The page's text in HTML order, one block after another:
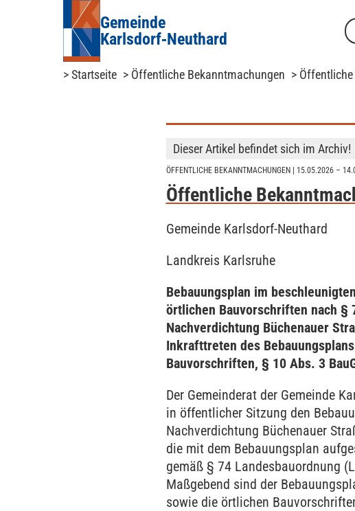
Gemeinde
Karlsdorf‑Neuthard
> Startseite > Öffentliche Bekanntmachungen >
Dieser Artikel befindet sich im Archiv!
ÖFFENTLICHE BEKANNTMACHUNGEN| 15.05.2026 –
Öffentliche
Gemeinde Karlsdorf-Neuthard
Landkreis Karlsruhe
Bebauungsplan im
örtlichen Bauvorschriften nach §
Nachverdichtung Büchenauer
Inkrafttreten des
Bauvorschriften, § 10 Abs. 3
Der Gemeinderat der Gemeinde
in öffentlicher Sitzung den
Nachverdichtung Büchenauer
die mit dem Bebauungsplan
gemäß § 74 Landesbauordnung
Maßgebend sind der
sowie die örtlichen